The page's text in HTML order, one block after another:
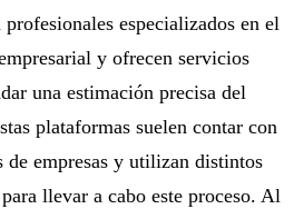
especializados en el
y ofrecen servicios
una estimación precisa del
plataformas suelen contar con
de empresas y utilizan distintos
llevar a cabo este proceso. Al